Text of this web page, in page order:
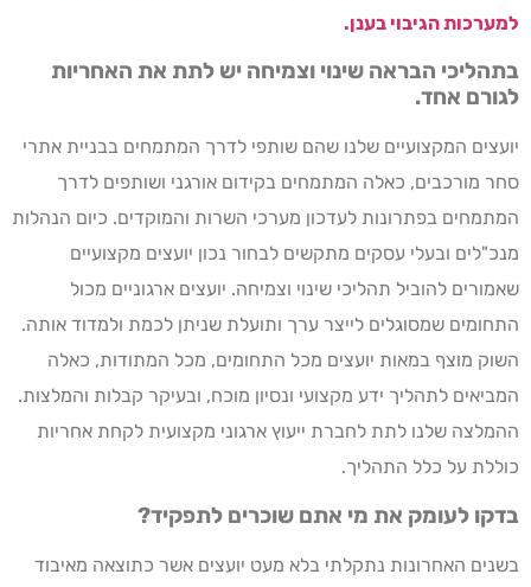
למערכות הגיבוי בענן.
בתהליכי הבראה שינוי וצמיחה יש לתת את האחריות
לגורם אחד.
יועצים המקצועיים שלנו שהם שותפי לדרך המתמחים בבניית אתרי
סחר מורכבים, כאלה המתמחים בקידום אורגני ושותפים לדרך
המתמחים בפתרונות לעדכון מערכי השרות והמוקדים. כיום הנהלות
מנכ"לים ובעלי עסקים מתקשים לבחור נכון יועצים מקצועיים
שאמורים להוביל תהליכי שינוי וצמיחה. יועצים ארגוניים מכול
התחומים שמסוגלים לייצר ערך ותועלת שניתן לכמת ולמדוד אותה.
השוק מוצף במאות יועצים מכל התחומים, מכל המתודות, כאלה
המביאים לתהליך ידע מקצועי ונסיון מוכח, ובעיקר קבלות והמלצות.
ההמלצה שלנו לתת לחברת ייעוץ ארגוני מקצועית לקחת אחריות
כוללת על כלל התהליך.
בדקו לעומק את מי אתם שוכרים לתפקיד?
בשנים האחרונות נתקלתי בלא מעט יועצים אשר כתוצאה מאיבוד